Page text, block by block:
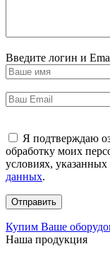
Введите логин и
Я подтверждаю
обработку моих
условиях, указанных
данных.
Купим Ваше
Наша продукция